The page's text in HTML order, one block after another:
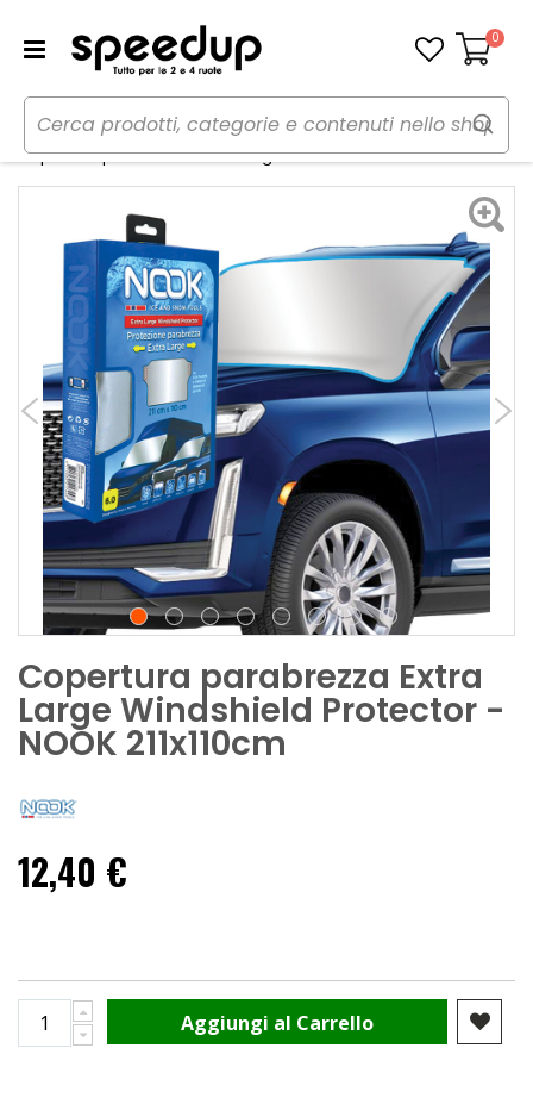
Carrello
0
Home Auto Inverno
Accessori vari inverno
Copertura parabrezza Extra Large Windshield Protector - NOOK
Copertura parabrezza Extra
Large Windshield Protector -
NOOK 211x110cm
12,40 €
Aggiungi al Carrello